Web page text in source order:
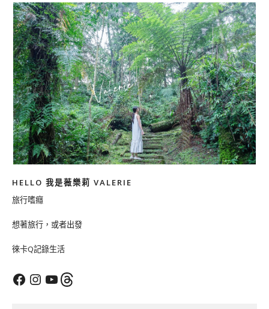
HELLO 我是薇樂莉 VALERIE
旅行嗜癮
想著旅行，或者出發
徠卡Q記錄生活
FacebookInstagram
YouTubeThreads